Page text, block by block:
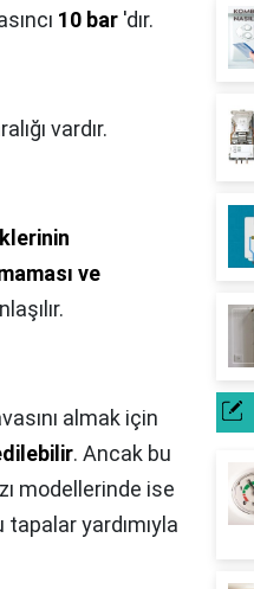
10 bar 'dır.
vardır.
ve
almak için
. Ancak bu
modellerinde ise
yardımıyla